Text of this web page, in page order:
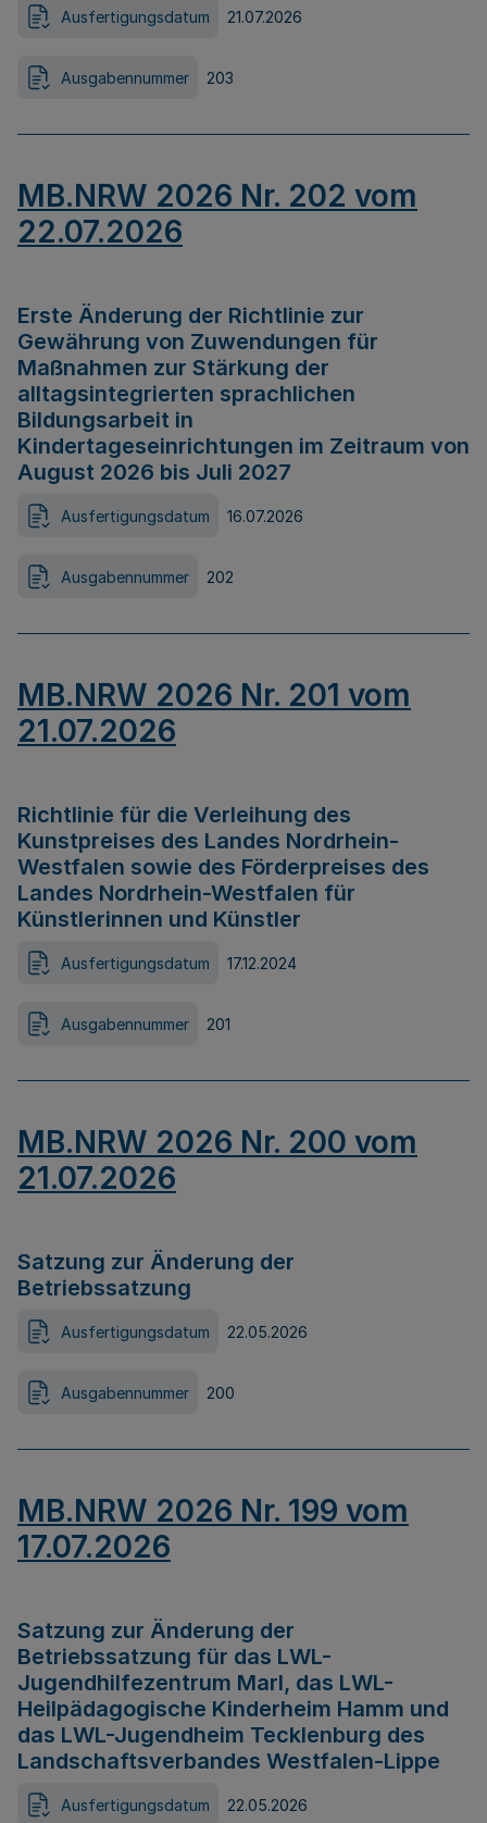
Ausfertigungsdatum 21.07.2026
Ausgabennummer 203
MB.NRW 2026 Nr. 202 vom
22.07.2026
Erste Änderung der Richtlinie zur
Gewährung von Zuwendungen für
Maßnahmen zur Stärkung der
alltagsintegrierten sprachlichen
Bildungsarbeit in
Kindertageseinrichtungen im Zeitraum von
August 2026 bis Juli 2027
Ausfertigungsdatum 16.07.2026
Ausgabennummer 202
MB.NRW 2026 Nr. 201 vom
21.07.2026
Richtlinie für die Verleihung des
Kunstpreises des Landes Nordrhein-
Westfalen sowie des Förderpreises des
Landes Nordrhein-Westfalen für
Künstlerinnen und Künstler
Ausfertigungsdatum 17.12.2024
Ausgabennummer 201
MB.NRW 2026 Nr. 200 vom
21.07.2026
Satzung zur Änderung der
Betriebssatzung
Ausfertigungsdatum 22.05.2026
Ausgabennummer 200
MB.NRW 2026 Nr. 199 vom
17.07.2026
Satzung zur Änderung der
Betriebssatzung für das LWL-
Jugendhilfezentrum Marl, das LWL-
Heilpädagogische Kinderheim Hamm und
das LWL-Jugendheim Tecklenburg des
Landschaftsverbandes Westfalen-Lippe
Ausfertigungsdatum 22.05.2026